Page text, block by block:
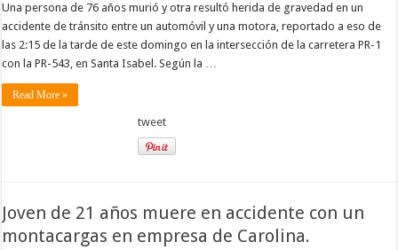
Una persona de 76 años murió y otra resultó herida de gravedad en un
accidente de tránsito entre un automóvil y una motora, reportado a eso de
las 2:15 de la tarde de este domingo en la intersección de la carretera PR-1
con la PR-543, en Santa Isabel. Según la …
Read More »
tweet
Joven de 21 años muere en accidente con un
montacargas en empresa de Carolina.